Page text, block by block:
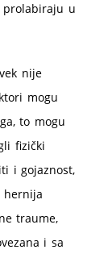
prolabiraju u
nije
mogu
to mogu
fizički
i gojaznost,
hernija
traume,
i sa